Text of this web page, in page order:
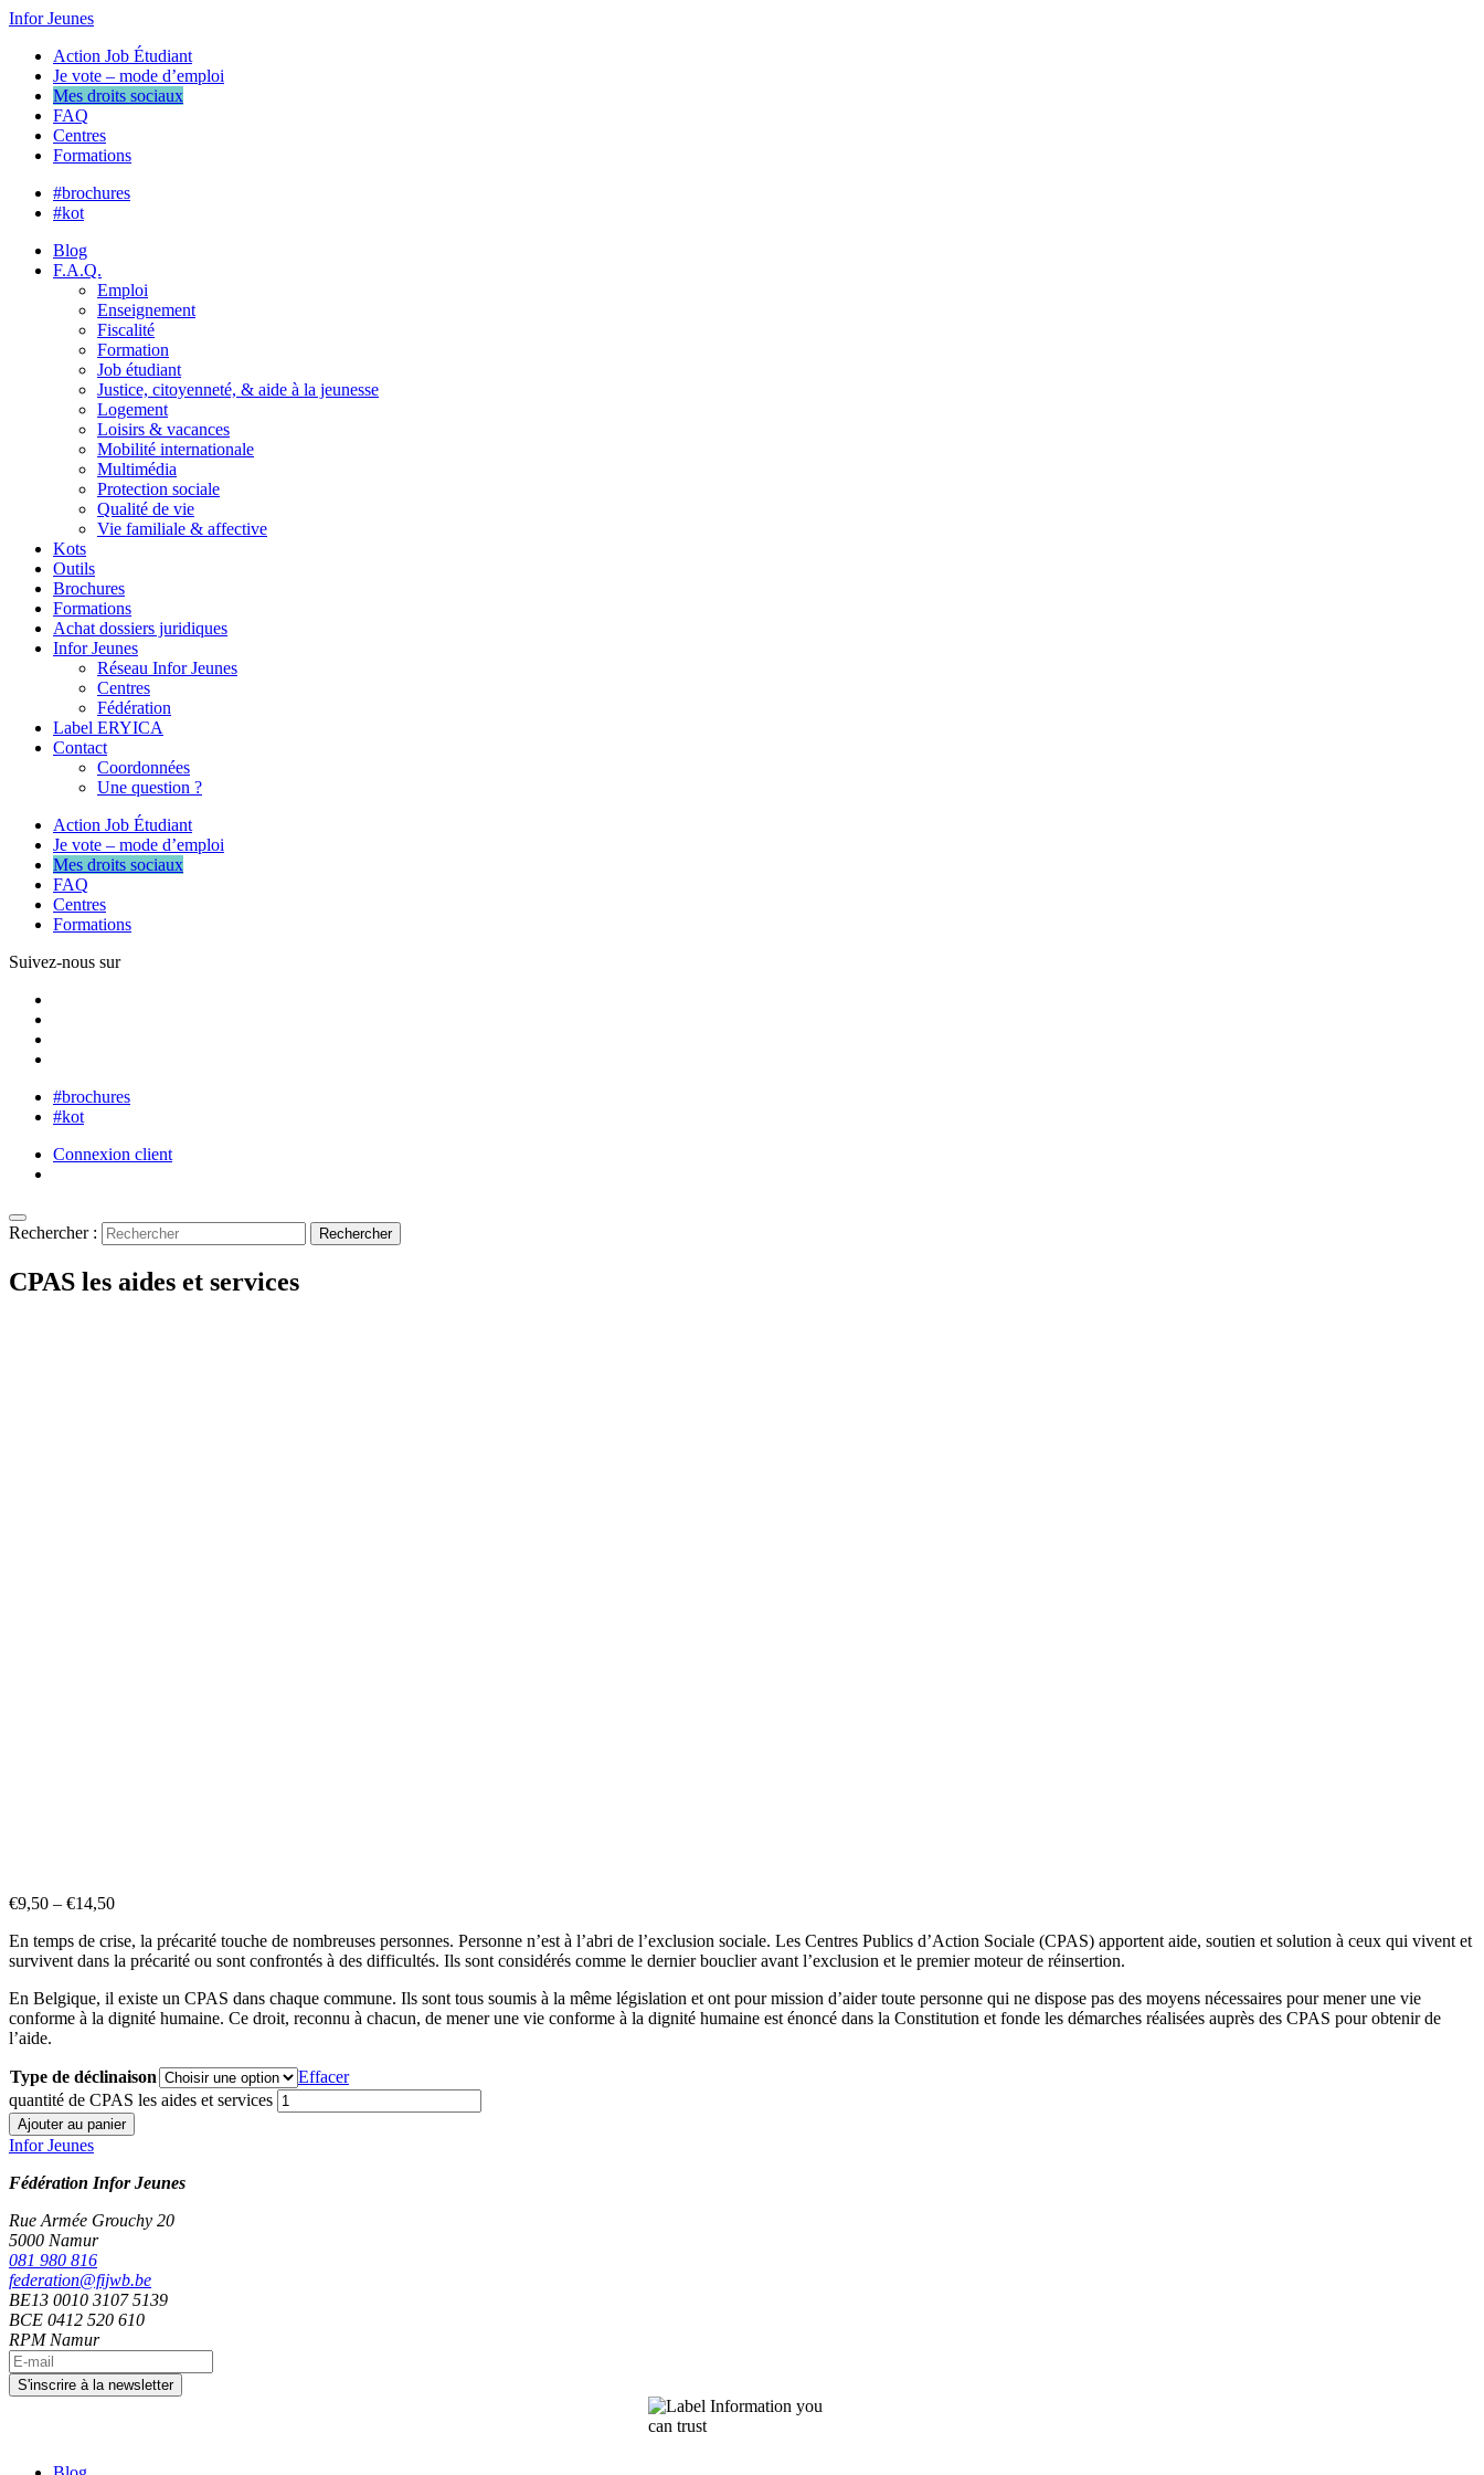
Infor Jeunes
Action Job Étudiant
Je vote – mode d’emploi
Mes droits sociaux
FAQ
Centres
Formations
#brochures
#kot
Blog
F.A.Q.
Emploi
Enseignement
Fiscalité
Formation
Job étudiant
Justice, citoyenneté, & aide à la jeunesse
Logement
Loisirs & vacances
Mobilité internationale
Multimédia
Protection sociale
Qualité de vie
Vie familiale & affective
Kots
Outils
Brochures
Formations
Achat dossiers juridiques
Infor Jeunes
Réseau Infor Jeunes
Centres
Fédération
Label ERYICA
Contact
Coordonnées
Une question ?
Action Job Étudiant
Je vote – mode d’emploi
Mes droits sociaux
FAQ
Centres
Formations
Suivez-nous sur
#brochures
#kot
Connexion client
Rechercher :
CPAS les aides et services
€9,50 – €14,50
En temps de crise, la précarité touche de nombreuses personnes. Personne n’est à l’abri de l’exclusion sociale. Les Centres Publics d’Action Sociale (CPAS) apportent aide, soutien et solution à ceux qui vivent et
survivent dans la précarité ou sont confrontés à des difficultés. Ils sont considérés comme le dernier bouclier avant l’exclusion et le premier moteur de réinsertion.
En Belgique, il existe un CPAS dans chaque commune. Ils sont tous soumis à la même législation et ont pour mission d’aider toute personne qui ne dispose pas des moyens nécessaires pour mener une vie
conforme à la dignité humaine. Ce droit, reconnu à chacun, de mener une vie conforme à la dignité humaine est énoncé dans la Constitution et fonde les démarches réalisées auprès des CPAS pour obtenir de
l’aide.
Type de déclinaison
Effacer
quantité de CPAS les aides et services
Ajouter au panier
Infor Jeunes
Fédération Infor Jeunes
Rue Armée Grouchy 20
5000 Namur
081 980 816
federation@fijwb.be
BE13 0010 3107 5139
BCE 0412 520 610
RPM Namur